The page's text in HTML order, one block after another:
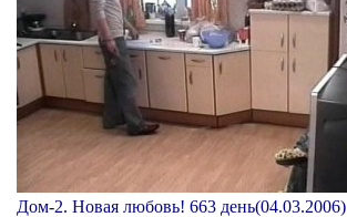
Дом-2. Новая любовь! 663 день(04.03.2006)